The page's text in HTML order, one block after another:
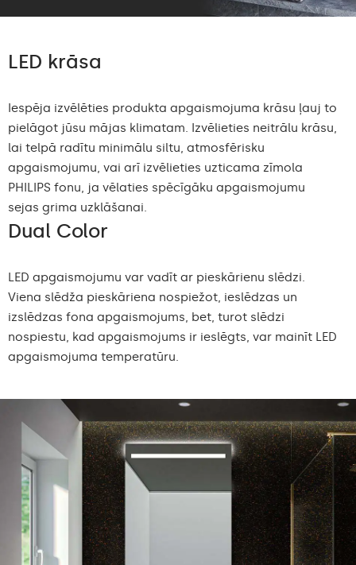
LED krāsa
Iespēja izvēlēties produkta apgaismojuma krāsu ļauj to
pielāgot jūsu mājas klimatam. Izvēlieties neitrālu krāsu,
lai telpā radītu minimālu siltu, atmosfērisku
apgaismojumu, vai arī izvēlieties uzticama zīmola
PHILIPS fonu, ja vēlaties spēcīgāku apgaismojumu
sejas grima uzklāšanai.
Dual Color
LED apgaismojumu var vadīt ar pieskārienu slēdzi.
Viena slēdža pieskāriena nospiežot, ieslēdzas un
izslēdzas fona apgaismojums, bet, turot slēdzi
nospiestu, kad apgaismojums ir ieslēgts, var mainīt LED
apgaismojuma temperatūru.